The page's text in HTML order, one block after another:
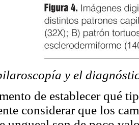
y el
de establecer qué
considerar que los